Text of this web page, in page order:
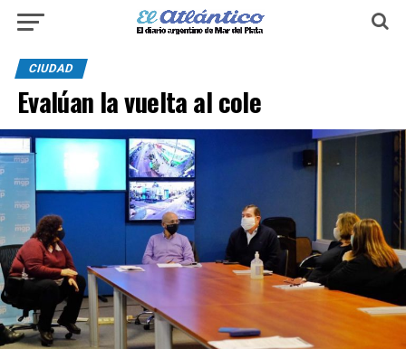
CIUDAD
Evalúan la vuelta al cole